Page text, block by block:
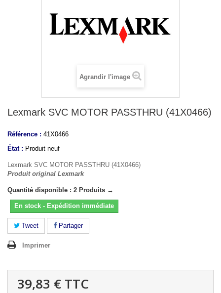
Agrandir l'image
Lexmark SVC MOTOR PASSTHRU (41X0466)
Référence : 41X0466
État : Produit neuf
Lexmark SVC MOTOR PASSTHRU (41X0466)
Produit original Lexmark
Quantité disponible : 2 Produits →
En stock - Expédition immédiate
Tweet Partager
Imprimer
39,83 € TTC